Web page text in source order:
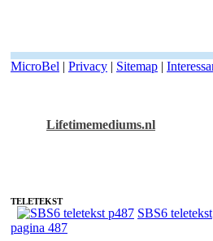
MicroBel | Privacy | Sitemap |
Lifetimemediums.nl
TELETEKST
SBS6 teletekst
pagina 487